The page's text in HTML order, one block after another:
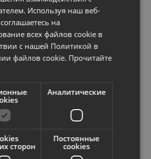
Husqvarna
будут доставлены в
страну
сайта будет
на выбранном языке
Используя наш веб-
на
всех файлов cookie в
с нашей Политикой в
файлов cookie. Прочитайте
Аналитические
сторон
Постоянные
cookies